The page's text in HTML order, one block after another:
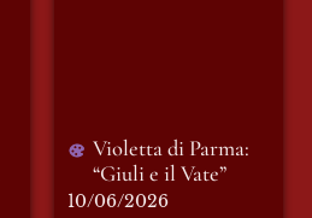
Violetta di Parma:
“Giuli e il Vate”
10/06/2026